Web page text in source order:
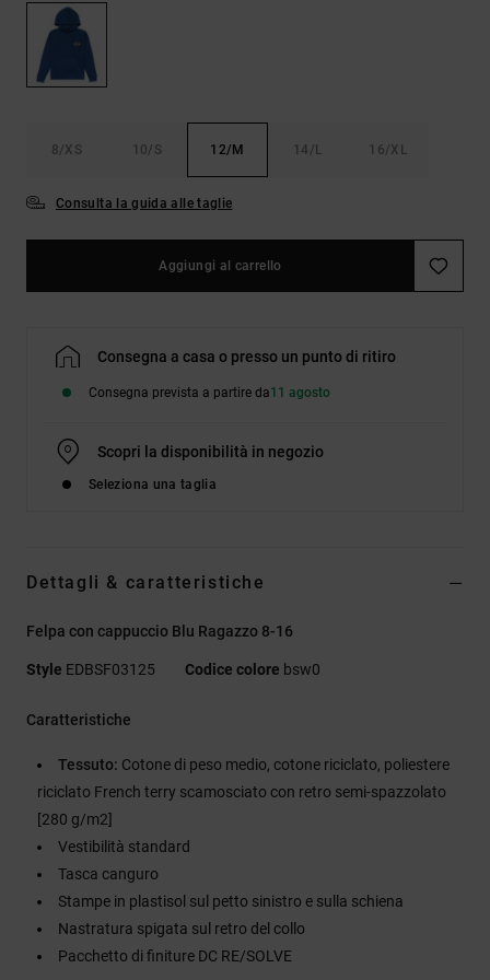
modulo di
contatto.
Consulta
8/XS 10/S 12/M 14/L 16/XL
Consulta la guida alle taglie
Aggiungi al carrello
Consegna a casa o presso un punto di ritiro
Consegna prevista a partire da11 agosto
Scopri la disponibilità in negozio
Seleziona una taglia
Dettagli & caratteristiche
Felpa con cappuccio Blu Ragazzo 8-16
Style EDBSF03125 Codice colore bsw0
Caratteristiche
Tessuto: Cotone di peso medio, cotone riciclato, poliestere
riciclato French terry scamosciato con retro semi-spazzolato
[280 g/m2]
Vestibilità standard
Tasca canguro
Stampe in plastisol sul petto sinistro e sulla schiena
Nastratura spigata sul retro del collo
Pacchetto di finiture DC RE/SOLVE